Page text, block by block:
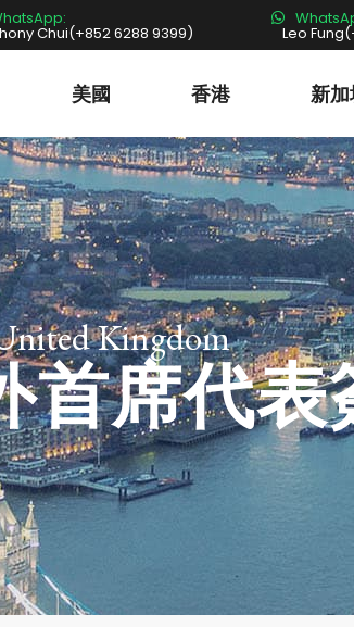
Chui(+852 6288 9399) Leo
美國 香港 新
Kingdom
首席代表